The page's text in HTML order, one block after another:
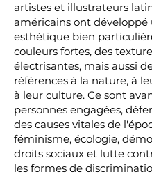
artistes et illustrateurs
américains ont développé
esthétique bien
couleurs fortes, des
électrisantes, mais aussi
références à la nature, à
à leur culture. Ce sont
personnes engagées,
des causes vitales de
féminisme, écologie,
droits sociaux et lutte
les formes de